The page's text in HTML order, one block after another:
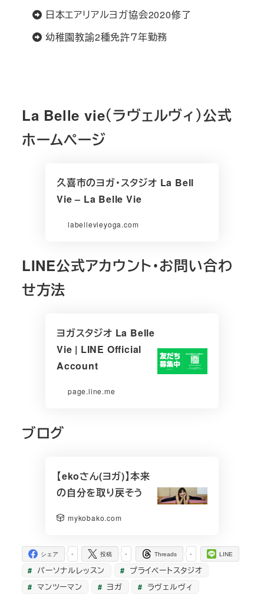
日本エアリアルヨガ協会2020修了
幼稚園教諭2種免許７年勤務
La Belle vie（ラヴェルヴィ）公式
ホームページ
久喜市のヨガ・スタジオ La Bell
Vie – La Belle Vie
labellevieyoga.com
LINE公式アカウント・お問い合わ
せ方法
ヨガスタジオ La Belle
Vie | LINE Official
Account
page.line.me
ブログ
【ekoさん(ヨガ)】本来
の自分を取り戻そう
mykobako.com
-
シェア -
投稿 -
Threads LINE
パーソナルレッスン
プライベートスタジオ
マンツーマン
ヨガ ラヴェルヴィ